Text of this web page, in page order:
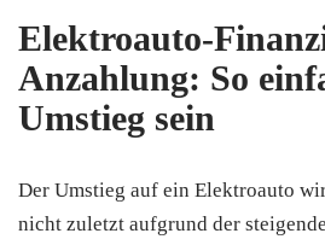
Elektroauto-
Anzahlung: So
Umstieg sein
Der Umstieg auf ein Elektroauto
nicht zuletzt aufgrund der